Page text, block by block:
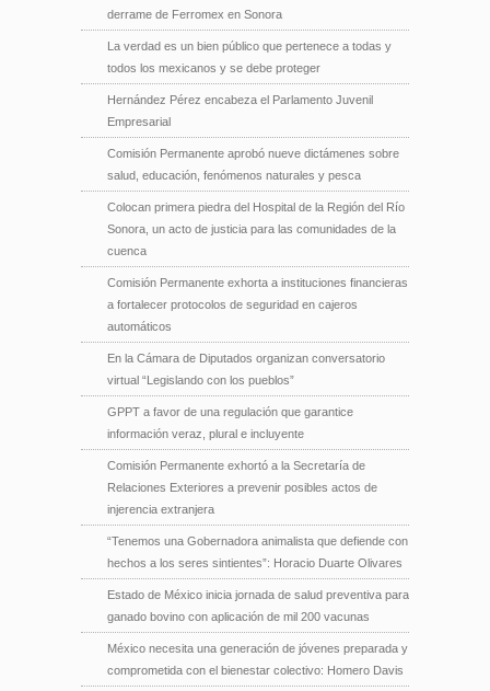
derrame de Ferromex en Sonora
La verdad es un bien público que pertenece a todas y
todos los mexicanos y se debe proteger
Hernández Pérez encabeza el Parlamento Juvenil
Empresarial
Comisión Permanente aprobó nueve dictámenes sobre
salud, educación, fenómenos naturales y pesca
Colocan primera piedra del Hospital de la Región del Río
Sonora, un acto de justicia para las comunidades de la
cuenca
Comisión Permanente exhorta a instituciones financieras
a fortalecer protocolos de seguridad en cajeros
automáticos
En la Cámara de Diputados organizan conversatorio
virtual “Legislando con los pueblos”
GPPT a favor de una regulación que garantice
información veraz, plural e incluyente
Comisión Permanente exhortó a la Secretaría de
Relaciones Exteriores a prevenir posibles actos de
injerencia extranjera
“Tenemos una Gobernadora animalista que defiende con
hechos a los seres sintientes”: Horacio Duarte Olivares
Estado de México inicia jornada de salud preventiva para
ganado bovino con aplicación de mil 200 vacunas
México necesita una generación de jóvenes preparada y
comprometida con el bienestar colectivo: Homero Davis